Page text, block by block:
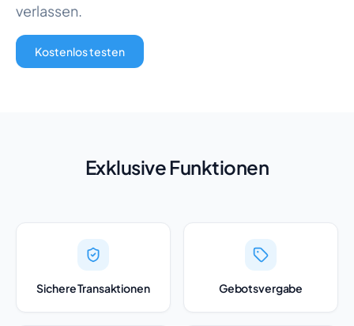
verlassen.
Kostenlos testen
Exklusive Funktionen
Sichere Transaktionen Gebotsvergabe